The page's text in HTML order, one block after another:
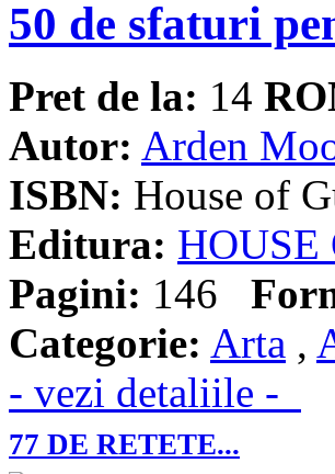
50 de sfaturi
Pret de la: 14
Autor: Arden
ISBN: House of
Editura: HOUSE
Pagini: 146
Categorie: Arta ,
- vezi detaliile -
77 DE RETETE...